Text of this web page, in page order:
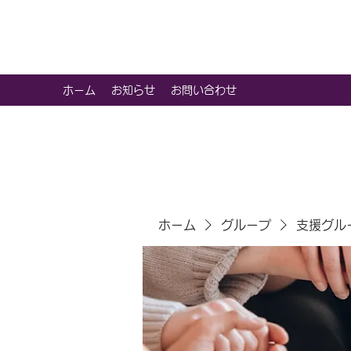
ホーム お知らせ お問い合わせ
ホーム グループ 支援グル